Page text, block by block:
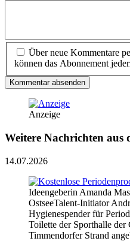
Über neue Kommentare
können das Abonnement
Kommentar absenden
Anzeige
Weitere Nachrichten aus
14.07.2026
Ideengeberin Amanda
OstseeTalent-Initiator
Hygienespender für
Toilette der Sporthalle der
Timmendorfer Strand